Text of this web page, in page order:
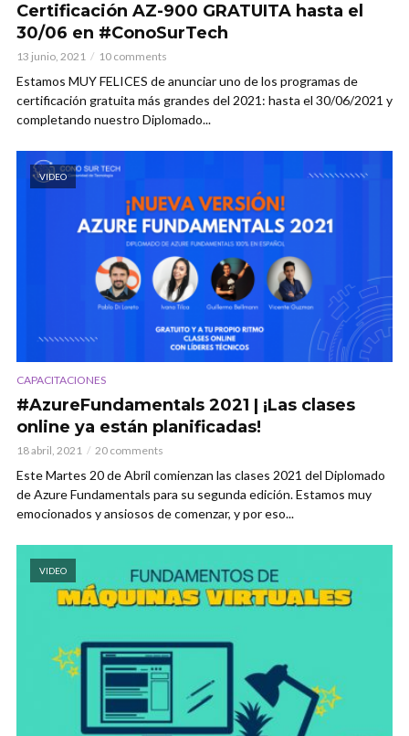
Certificación AZ-900 GRATUITA hasta el
30/06 en #ConoSurTech
13 junio, 2021 10 comments
Estamos MUY FELICES de anunciar uno de los programas de
certificación gratuita más grandes del 2021: hasta el 30/06/2021 y
completando nuestro Diplomado...
VIDEO
CAPACITACIONES
#AzureFundamentals 2021 | ¡Las clases
online ya están planificadas!
18 abril, 2021 20 comments
Este Martes 20 de Abril comienzan las clases 2021 del Diplomado
de Azure Fundamentals para su segunda edición. Estamos muy
emocionados y ansiosos de comenzar, y por eso...
VIDEO